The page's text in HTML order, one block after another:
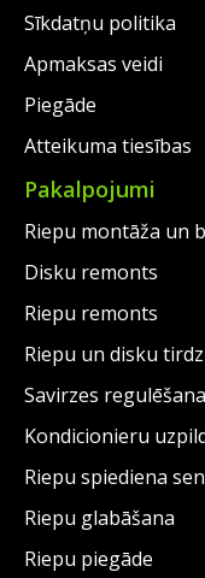
Sīkdatņu politika
Apmaksas veidi
Piegāde
Atteikuma tiesības
Pakalpojumi
Riepu montāža un
Disku remonts
Riepu remonts
Riepu un disku
Savirzes regulēšana
Kondicionieru
Riepu spiediena
Riepu glabāšana
Riepu piegāde